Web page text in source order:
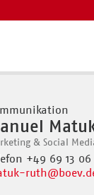
& Social
+49 69 13 06
ruth